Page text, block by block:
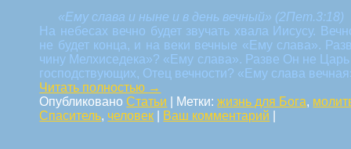
«Ему слава и ныне и в день вечный» (2Пет.3:18)
На небесах вечно будет звучать хвала Иисусу.
не будет конца, и на веки вечные «Ему слава».
чину Мелхиседека»? «Ему слава». Разве Он не
господствующих, Отец вечности? «Ему слава
Читать полностью →
ОпубликованоСтатьи Метки:жизнь для Бога,
Спаситель, человек Ваш комментарий